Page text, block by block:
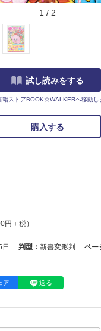
1 / 2
試し読みをする
ストアBOOK☆WALKERへ移動し
購入する
円＋税）
判型： 新書変形判 ペー
ア 送る